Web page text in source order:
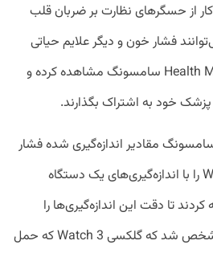
از حسگرهای نظارت بر ضربان قلب
فشار خون و دیگر علایم حیاتی
خود را در اپلیکیشن Health Monitor سامسونگ مشاهده کرده و
مقادیر اندازه‌گیری شده فشار
خون توسط گلکسی Watch 3 را با اندازه‌گیری‌های یک دستگاه
تا دقت این اندازه‌گیری‌ها را
بسنجند. در این مقایسه مشخص شد که گلکسی Watch 3 که حمل